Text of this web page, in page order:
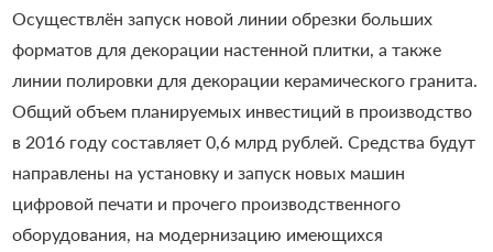
Осуществлён запуск новой линии обрезки больших
форматов для декорации настенной плитки, а также
линии полировки для декорации керамического гранита.
Общий объем планируемых инвестиций в производство
в 2016 году составляет 0,6 млрд рублей. Средства будут
направлены на установку и запуск новых машин
цифровой печати и прочего производственного
оборудования, на модернизацию имеющихся